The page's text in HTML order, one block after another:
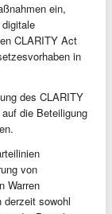
ein,
CLARITY Act
in
des CLARITY
die Beteiligung
von
Warren
sowohl